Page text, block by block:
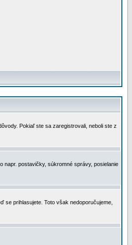
Pokiaľ ste sa zaregistrovali, neboli ste z
napr. postavičky, súkromné správy, posielanie
se prihlasujete. Toto však nedoporučujeme,